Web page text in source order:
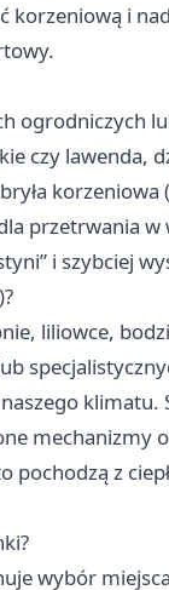
korzeniową i
ogrodniczych
czy lawenda,
przetrwania
i szybciej
liliowce,
klimatu.
mechanizmy
z
wybór